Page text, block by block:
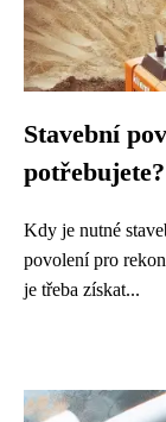
Stavební
potřebujete?
Kdy je nutné
povolení pro
je třeba získat...